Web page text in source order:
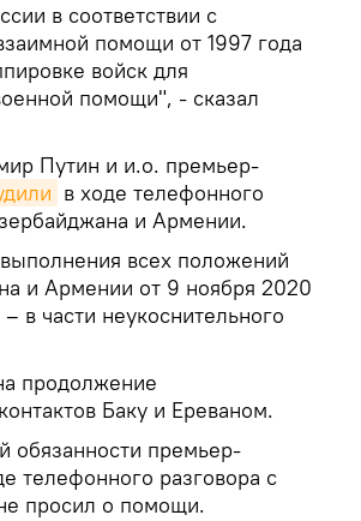
в соответствии с
помощи от 1997 года
войск для
помощи", - сказал
Путин и и.о. премьер-
в ходе телефонного
и Армении.
всех положений
и Армении от 9 ноября 2020
в части неукоснительного
продолжение
Баку и Ереваном.
обязанности премьер-
телефонного разговора с
просил о помощи.